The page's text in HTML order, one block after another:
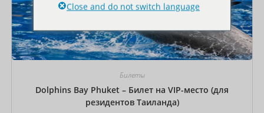
Билеты
Dolphins Bay Phuket – Билет на VIP-место (для
резидентов Таиланда)
Close and do not switch language